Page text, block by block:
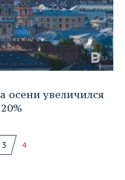
осени увеличился
3 4